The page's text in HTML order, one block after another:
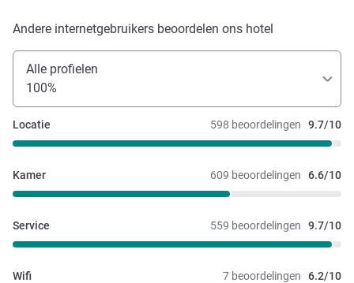
Andere internetgebruikers beoordelen ons hotel
Alle profielen
100%
598 beoordelingen 9.7/10
Locatie
609 beoordelingen 6.6/10
Kamer
559 beoordelingen 9.7/10
Service
7 beoordelingen 6.2/10
Wifi